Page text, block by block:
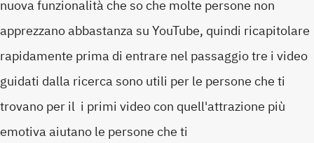
nuova funzionalità che so che molte persone non
apprezzano abbastanza su YouTube, quindi ricapitolare
rapidamente prima di entrare nel passaggio tre i video
guidati dalla ricerca sono utili per le persone che ti
trovano per il i primi video con quell'attrazione più
emotiva aiutano le persone che ti